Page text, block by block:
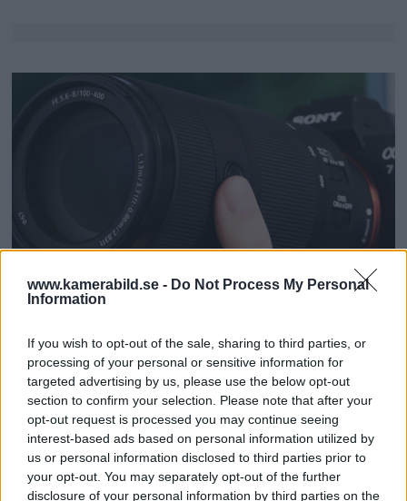
www.kamerabild.se - Do Not Process My Personal
Information
If you wish to opt-out of the sale, sharing to third parties, or
processing of your personal or sensitive information for
targeted advertising by us, please use the below opt-out
section to confirm your selection. Please note that after your
opt-out request is processed you may continue seeing
interest-based ads based on personal information utilized by
us or personal information disclosed to third parties prior to
your opt-out. You may separately opt-out of the further
disclosure of your personal information by third parties on the
Sony FE 100-400mm F5,6-8
OSS – lätt telezoom för
fågel, sport & natur
Med lätt vikt och attraktivt pris tänker Sony
att allt fler ska kunna vilja satsa på objektiv